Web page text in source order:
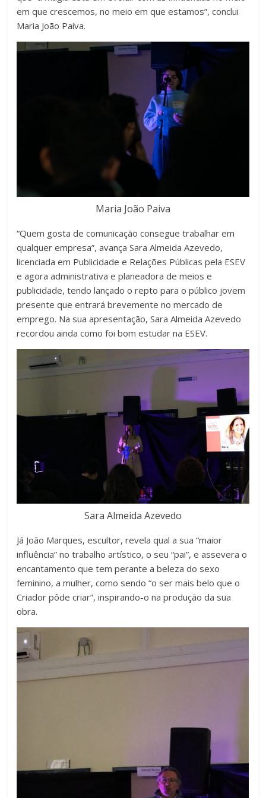
em que crescemos, no meio em que estamos”, conclui
Maria João Paiva.
Maria João Paiva
“Quem gosta de comunicação consegue trabalhar em
qualquer empresa”, avança Sara Almeida Azevedo,
licenciada em Publicidade e Relações Públicas pela ESEV
e agora administrativa e planeadora de meios e
publicidade, tendo lançado o repto para o público jovem
presente que entrará brevemente no mercado de
emprego. Na sua apresentação, Sara Almeida Azevedo
recordou ainda como foi bom estudar na ESEV.
Sara Almeida Azevedo
Já João Marques, escultor, revela qual a sua “maior
influência” no trabalho artístico, o seu “pai”, e assevera o
encantamento que tem perante a beleza do sexo
feminino, a mulher, como sendo “o ser mais belo que o
Criador pôde criar”, inspirando-o na produção da sua
obra.